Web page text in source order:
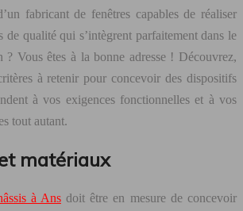
fabricant de fenêtres capables de réaliser
de qualité qui s’intègrent parfaitement dans le
? Vous êtes à la bonne adresse ! Découvrez,
à retenir pour concevoir des dispositifs
à vos exigences fonctionnelles et à vos
tout autant.
matériaux
à Ansdoit être en mesure de concevoir